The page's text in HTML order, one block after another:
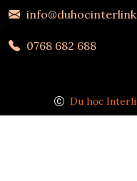
0768 682 688
Du học